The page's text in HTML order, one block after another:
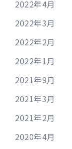
2022年4月
2022年3月
2022年2月
2022年1月
2021年9月
2021年3月
2021年2月
2020年4月